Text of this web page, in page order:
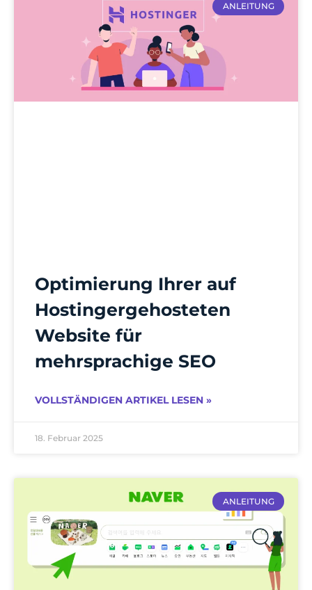
ANLEITUNG
Optimierung Ihrer auf
Hostingergehosteten
Website für
mehrsprachige SEO
VOLLSTÄNDIGEN ARTIKEL LESEN »
18. Februar 2025
ANLEITUNG